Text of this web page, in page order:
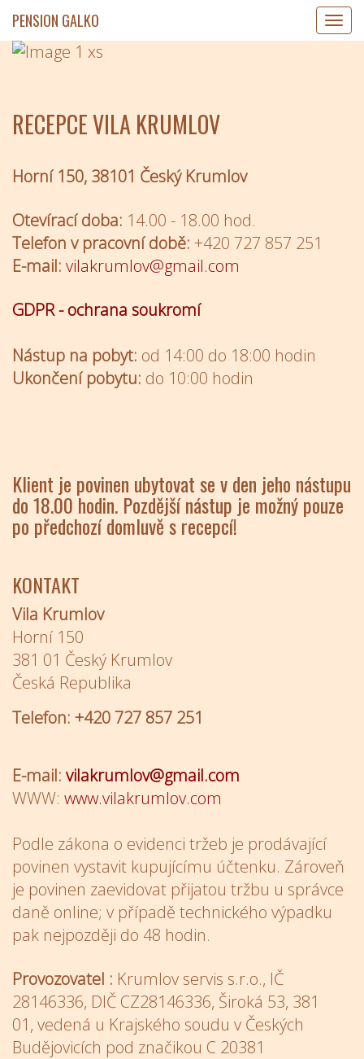
PENSION GALKO
RECEPCE VILA KRUMLOV
Horní 150, 38101 Český Krumlov
Otevírací doba: 14.00 - 18.00 hod.
Telefon v pracovní době: +420 727 857 251
E-mail: vilakrumlov@gmail.com
GDPR - ochrana soukromí
Nástup na pobyt: od 14:00 do 18:00 hodin
Ukončení pobytu: do 10:00 hodin
Klient je povinen ubytovat se v den jeho nástupu
do 18.00 hodin. Pozdější nástup je možný pouze
po předchozí domluvě s recepcí!
KONTAKT
Vila Krumlov
Horní 150
381 01 Český Krumlov
Česká Republika
Telefon: +420 727 857 251
E-mail: vilakrumlov@gmail.com
WWW: www.vilakrumlov.com
Podle zákona o evidenci tržeb je prodávající
povinen vystavit kupujícímu účtenku. Zároveň
je povinen zaevidovat přijatou tržbu u správce
daně online; v případě technického výpadku
pak nejpozději do 48 hodin.
Provozovatel : Krumlov servis s.r.o., IČ
28146336, DIČ CZ28146336, Široká 53, 381
01, vedená u Krajského soudu v Českých
Budějovicích pod značikou C 20381